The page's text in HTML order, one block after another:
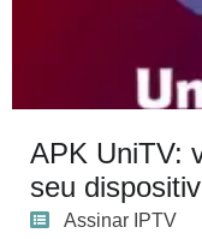
APK UniTV:
seu
Assinar IPTV